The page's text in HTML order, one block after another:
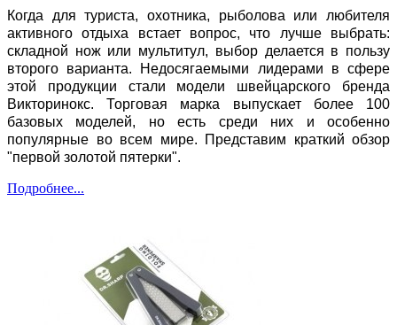
Когда для туриста, охотника, рыболова или любителя
активного отдыха встает вопрос, что лучше выбрать:
складной нож или мультитул, выбор делается в пользу
второго варианта. Недосягаемыми лидерами в сфере
этой продукции стали модели швейцарского бренда
Викторинокс. Торговая марка выпускает более 100
базовых моделей, но есть среди них и особенно
популярные во всем мире. Представим краткий обзор
"первой золотой пятерки".
Подробнее...